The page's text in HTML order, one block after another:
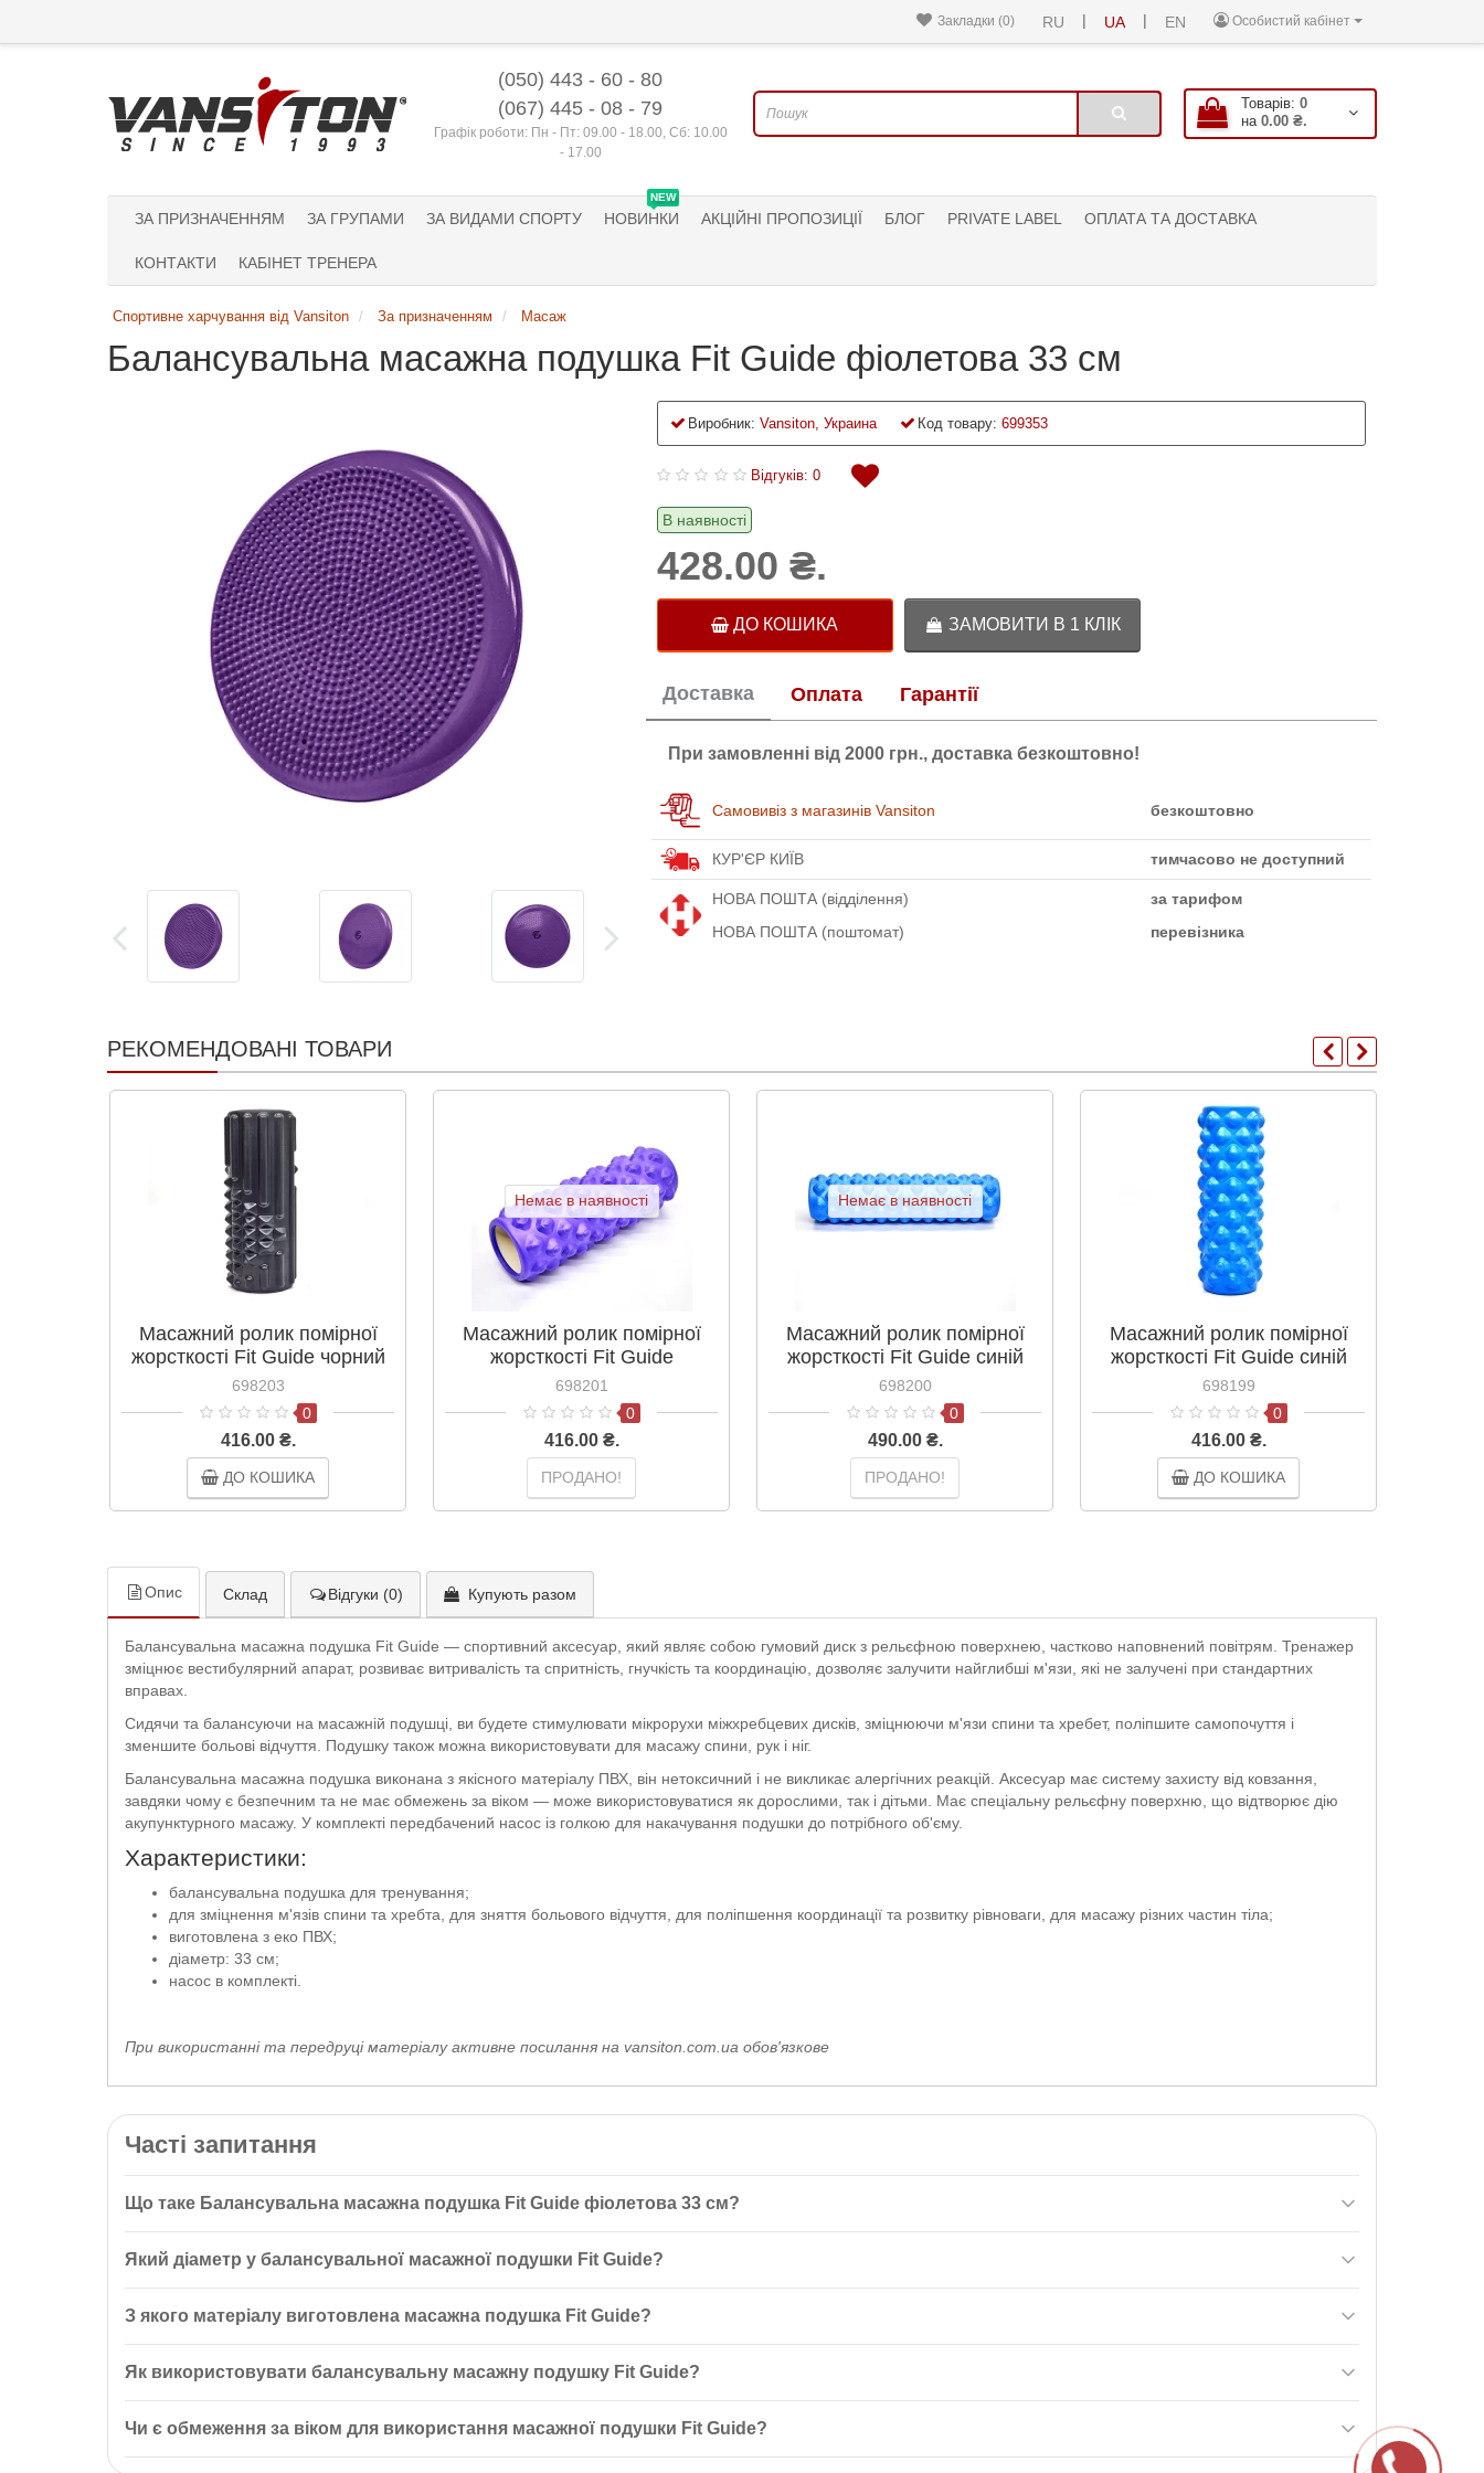
Особистий кабінет
RU | UA | EN
Закладки (0)
(050) 443 - 60 - 80
(067) 445 - 08 - 79
Графік роботи: Пн - Пт: 09.00 - 18.00, Сб: 10.00
- 17.00
Товарів: 0
на 0.00 ₴.
ЗА ПРИЗНАЧЕННЯМ ЗА ГРУПАМИ ЗА ВИДАМИ СПОРТУ
NEW
НОВИНКИ АКЦІЙНІ ПРОПОЗИЦІЇ БЛОГ PRIVATE LABEL ОПЛАТА ТА ДОСТАВКА
КОНТАКТИ КАБІНЕТ ТРЕНЕРА
Спортивне харчування від Vansiton За призначенням Масаж
Балансувальна масажна подушка Fit Guide фіолетова 33 см
Виробник: Vansiton, Украина Код товару: 699353
Відгуків: 0
В наявності
428.00 ₴.
ДО КОШИКА ЗАМОВИТИ В 1 КЛІК
Доставка Оплата Гарантії
При замовленні від 2000 грн., доставка безкоштовно!
Самовивіз з магазинів Vansiton безкоштовно
КУР'ЄР КИЇВ тимчасово не доступний
НОВА ПОШТА (відділення)
за тарифом
НОВА ПОШТА (поштомат)
перевізника
РЕКОМЕНДОВАНІ ТОВАРИ
Масажний ролик помірної
жорсткості Fit Guide чорний
33х14 см
698203
0
416.00 ₴.
ДО КОШИКА
Немає в наявності
Масажний ролик помірної
жорсткості Fit Guide
фіолетовий 33х14 см
698201
0
416.00 ₴.
ПРОДАНО!
Немає в наявності
Масажний ролик помірної
жорсткості Fit Guide синій
45х14 см
698200
0
490.00 ₴.
ПРОДАНО!
Масажний ролик помірної
жорсткості Fit Guide синій
33х14 см
698199
0
416.00 ₴.
ДО КОШИКА
Опис Склад Відгуки (0) Купують разом
Балансувальна масажна подушка Fit Guide — спортивний аксесуар, який являє собою гумовий диск з рельєфною поверхнею, частково наповнений повітрям. Тренажер
зміцнює вестибулярний апарат, розвиває витривалість та спритність, гнучкість та координацію, дозволяє залучити найглибші м'язи, які не залучені при стандартних
вправах.
Сидячи та балансуючи на масажній подушці, ви будете стимулювати мікрорухи міжхребцевих дисків, зміцнюючи м'язи спини та хребет, поліпшите самопочуття і
зменшите больові відчуття. Подушку також можна використовувати для масажу спини, рук і ніг.
Балансувальна масажна подушка виконана з якісного матеріалу ПВХ, він нетоксичний і не викликає алергічних реакцій. Аксесуар має систему захисту від ковзання,
завдяки чому є безпечним та не має обмежень за віком — може використовуватися як дорослими, так і дітьми. Має спеціальну рельєфну поверхню, що відтворює дію
акупунктурного масажу. У комплекті передбачений насос із голкою для накачування подушки до потрібного об'єму.
Характеристики:
балансувальна подушка для тренування;
для зміцнення м'язів спини та хребта, для зняття больового відчуття, для поліпшення координації та розвитку рівноваги, для масажу різних частин тіла;
виготовлена з еко ПВХ;
діаметр: 33 см;
насос в комплекті.
При використанні та передруці матеріалу активне посилання на vansiton.com.ua обов'язкове
Часті запитання
Що таке Балансувальна масажна подушка Fit Guide фіолетова 33 см?
повітрям. Вона зміцнює вестибулярний апарат, розвиває гнучкість і координацію, а також дозволяє залучити глибокі м'язи для покращення самопочуття.
Який діаметр у балансувальної масажної подушки Fit Guide?
З якого матеріалу виготовлена масажна подушка Fit Guide?
Як використовувати балансувальну масажну подушку Fit Guide?
спини та хребта.
Чи є обмеження за віком для використання масажної подушки Fit Guide?